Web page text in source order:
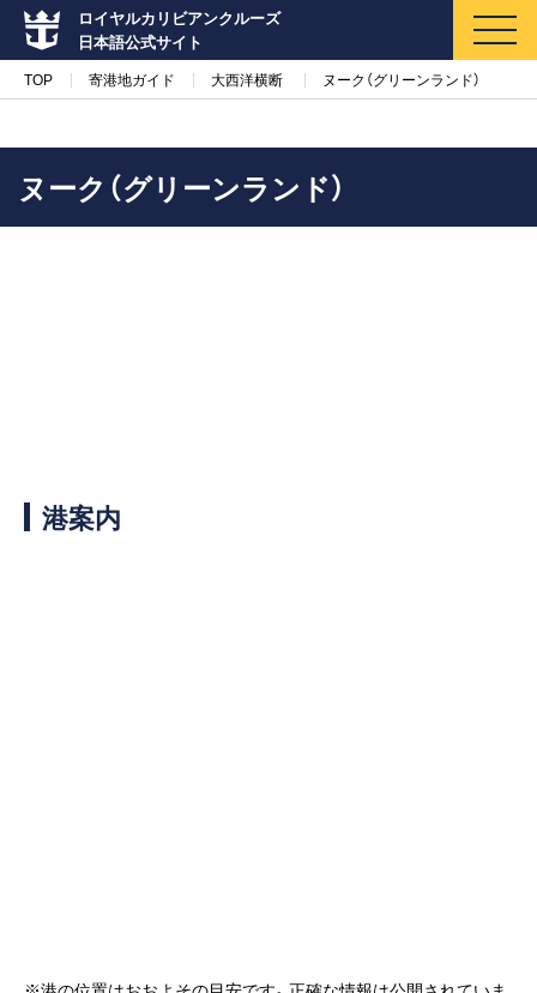
ロイヤルカリビアンクルーズ
日本語公式サイト
マイページ メルマガ登録
TOP 寄港地ガイド 大西洋横断 ヌーク（グリーンランド）
ヌーク（グリーンランド）
港案内